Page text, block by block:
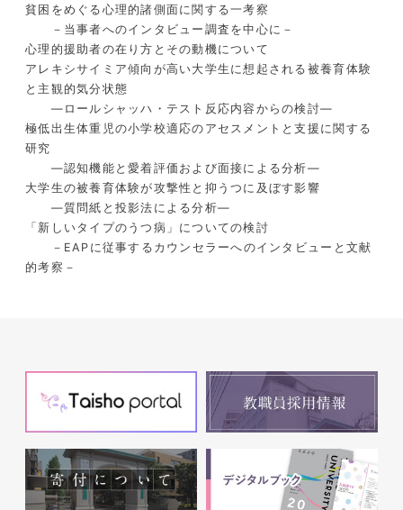
貧困をめぐる心理的諸側面に関する一考察
－当事者へのインタビュー調査を中心に－
心理的援助者の在り方とその動機について
アレキシサイミア傾向が高い大学生に想起される被養育体験
と主観的気分状態
―ロールシャッハ・テスト反応内容からの検討―
極低出生体重児の小学校適応のアセスメントと支援に関する
研究
―認知機能と愛着評価および面接による分析―
大学生の被養育体験が攻撃性と抑うつに及ぼす影響
―質問紙と投影法による分析―
「新しいタイプのうつ病」についての検討
－EAPに従事するカウンセラーへのインタビューと文献
的考察－